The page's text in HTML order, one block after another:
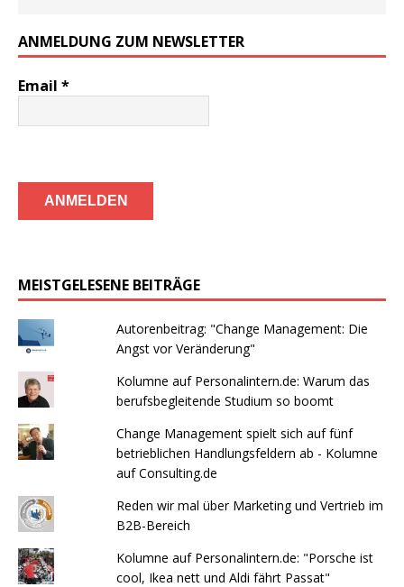
ANMELDUNG ZUM NEWSLETTER
Email *
MEISTGELESENE BEITRÄGE
Autorenbeitrag: "Change Management: Die
Angst vor Veränderung"
Kolumne auf Personalintern.de: Warum das
berufsbegleitende Studium so boomt
Change Management spielt sich auf fünf
betrieblichen Handlungsfeldern ab - Kolumne
auf Consulting.de
Reden wir mal über Marketing und Vertrieb im
B2B-Bereich
Kolumne auf Personalintern.de: "Porsche ist
cool, Ikea nett und Aldi fährt Passat"